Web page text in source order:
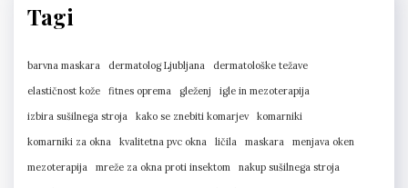
Tagi
barvna maskara dermatolog Ljubljana
dermatološke težave
elastičnost kože
fitnes oprema gleženj
igle in mezoterapija
izbira sušilnega stroja
kako se znebiti komarjev
komarniki
komarniki za okna
kvalitetna pvc okna ličila maskara
menjava oken
mezoterapija
mreže za okna proti insektom
nakup sušilnega stroja